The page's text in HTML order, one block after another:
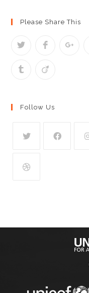
Please Share This
Follow Us